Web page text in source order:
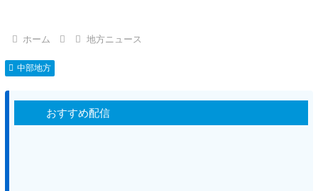
ホーム 地方ニュース
中部地方
おすすめ配信